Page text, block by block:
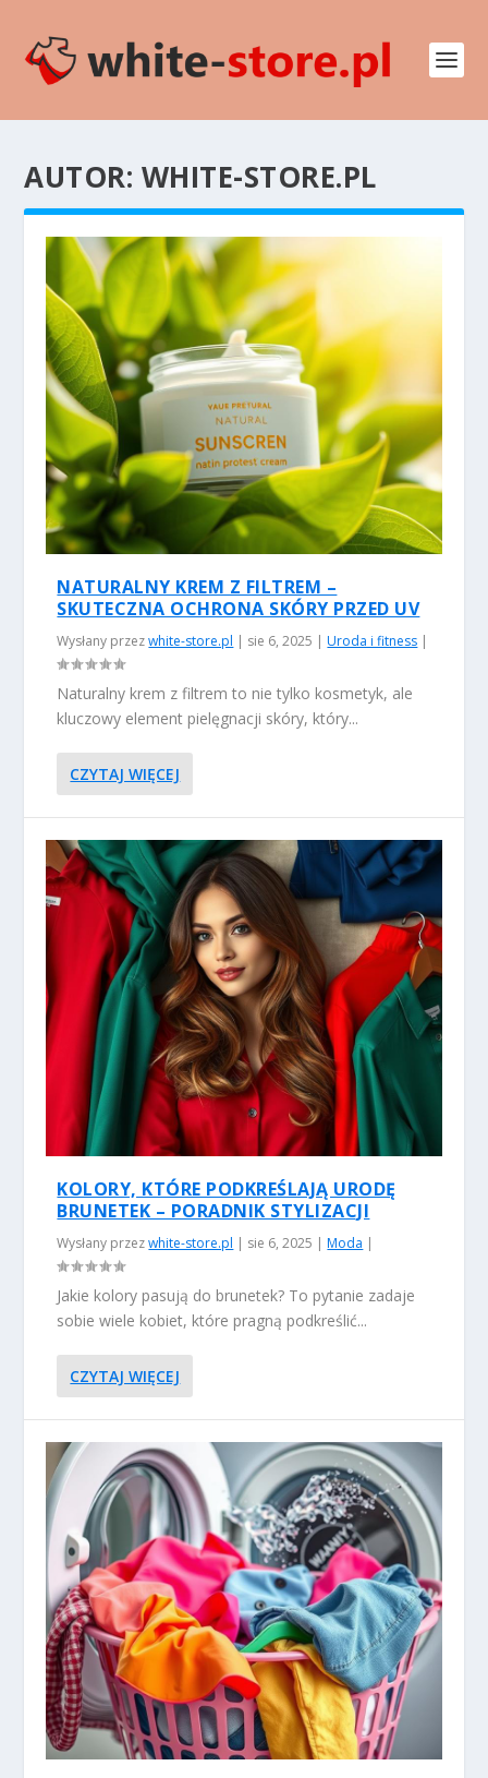
AUTOR: WHITE-STORE.PL
NATURALNY KREM Z FILTREM –
SKUTECZNA OCHRONA SKÓRY PRZED UV
Wysłany przezwhite-store.pl | sie 6, 2025 |Uroda i fitness |
Naturalny krem z filtrem to nie tylko kosmetyk, ale
kluczowy element pielęgnacji skóry, który...
CZYTAJ WIĘCEJ
KOLORY, KTÓRE PODKREŚLAJĄ URODĘ
BRUNETEK – PORADNIK STYLIZACJI
Wysłany przezwhite-store.pl | sie 6, 2025 |Moda |
Jakie kolory pasują do brunetek? To pytanie zadaje
sobie wiele kobiet, które pragną podkreślić...
CZYTAJ WIĘCEJ